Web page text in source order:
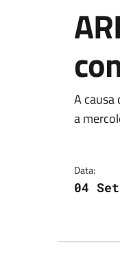
A
a
Data:
04